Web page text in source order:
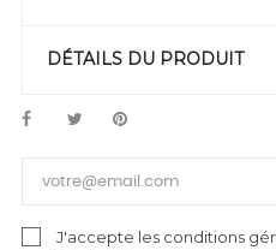
DÉTAILS DU PRODUIT
J'accepte les conditions